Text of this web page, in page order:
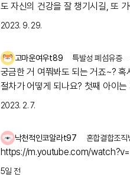
도 자신의 건강을 잘 챙기시길, 또
2023. 9. 29.
고마운여우t89 특발성 폐섬유증
궁금한 거 여쭤봐도 되는 거죠~?
절차가 어떻게 되나요? 첫째 아이
자 검사했는데 돌연변이라고 하시
2023. 2. 7.
낙천적인코알라t97 혼합결합조직
https://m.youtube.com/
5일 전